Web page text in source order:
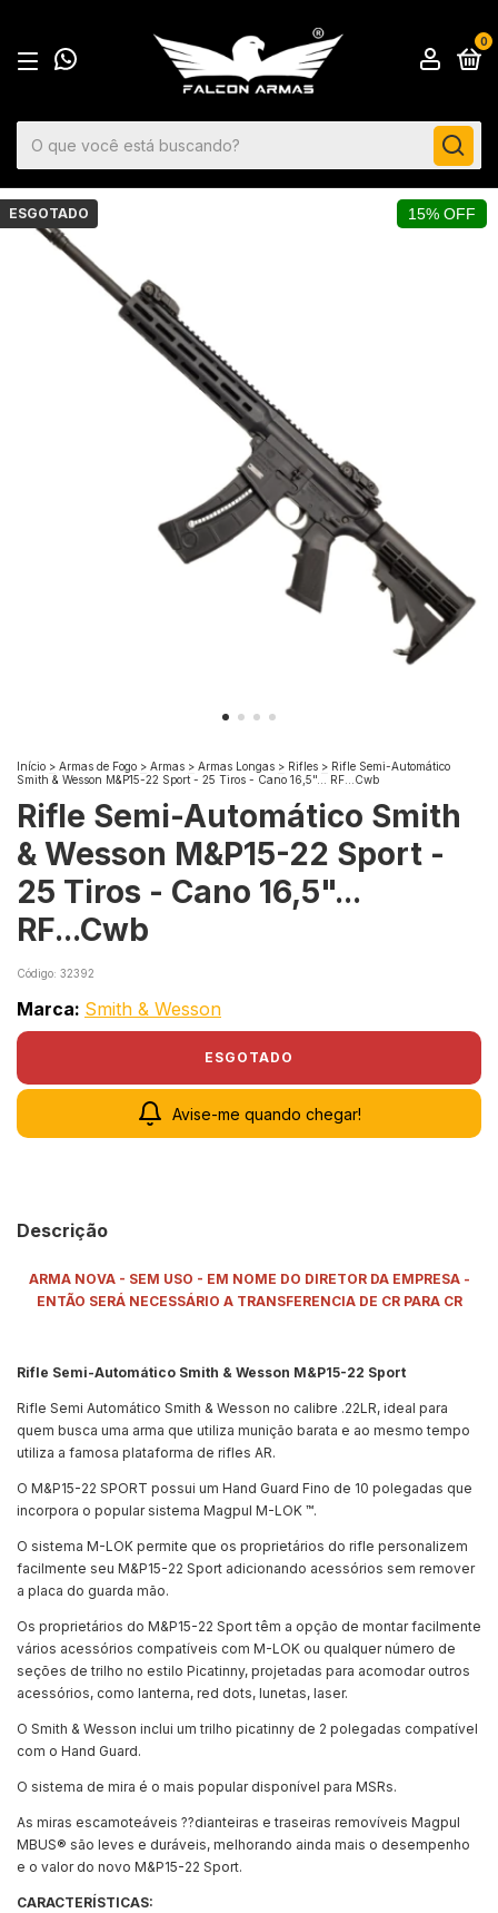
0
ESGOTADO 15% OFF
Início > Armas de Fogo > Armas > Armas Longas > Rifles > Rifle Semi-Automático
Smith & Wesson M&P15-22 Sport - 25 Tiros - Cano 16,5"... RF...Cwb
Rifle Semi-Automático Smith
& Wesson M&P15-22 Sport -
25 Tiros - Cano 16,5"...
RF...Cwb
Código: 32392
Marca: Smith & Wesson
Avise-me quando chegar!
Descrição
ARMA NOVA - SEM USO - EM NOME DO DIRETOR DA EMPRESA -
ENTÃO SERÁ NECESSÁRIO A TRANSFERENCIA DE CR PARA CR
Rifle Semi-Automático Smith & Wesson M&P15-22 Sport
Rifle Semi Automático Smith & Wesson no calibre .22LR, ideal para
quem busca uma arma que utiliza munição barata e ao mesmo tempo
utiliza a famosa plataforma de rifles AR.
O M&P15-22 SPORT possui um Hand Guard Fino de 10 polegadas que
incorpora o popular sistema Magpul M-LOK ™.
O sistema M-LOK permite que os proprietários do rifle personalizem
facilmente seu M&P15-22 Sport adicionando acessórios sem remover
a placa do guarda mão.
Os proprietários do M&P15-22 Sport têm a opção de montar facilmente
vários acessórios compatíveis com M-LOK ou qualquer número de
seções de trilho no estilo Picatinny, projetadas para acomodar outros
acessórios, como lanterna, red dots, lunetas, laser.
O Smith & Wesson inclui um trilho picatinny de 2 polegadas compatível
com o Hand Guard.
O sistema de mira é o mais popular disponível para MSRs.
As miras escamoteáveis ??dianteiras e traseiras removíveis Magpul
MBUS® são leves e duráveis, melhorando ainda mais o desempenho
e o valor do novo M&P15-22 Sport.
CARACTERÍSTICAS: